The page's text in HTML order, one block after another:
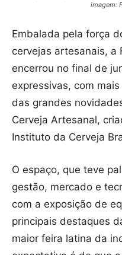
imagem:
Embalada pela força
cervejas artesanais, a
encerrou no final de
expressivas, com
das grandes
Cerveja Artesanal,
Instituto da Cerveja
O espaço, que teve
gestão, mercado e
com a exposição de
principais destaques
maior feira latina da